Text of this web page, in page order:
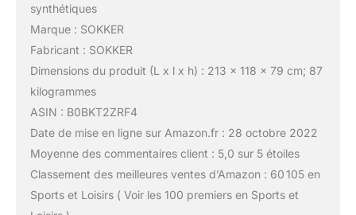
synthétiques
Marque : SOKKER
Fabricant : SOKKER
Dimensions du produit (L x l x h) : 213 x 118 x 79 cm; 87
kilogrammes
ASIN : B0BKT2ZRF4
Date de mise en ligne sur Amazon.fr : 28 octobre 2022
Moyenne des commentaires client : 5,0 sur 5 étoiles
Classement des meilleures ventes d’Amazon : 60 105 en
Sports et Loisirs ( Voir les 100 premiers en Sports et